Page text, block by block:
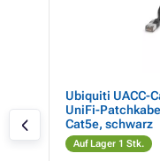
Ubiquiti UACC-
UniFi-
Cat5e, schwarz
Auf Lager 1 Stk.